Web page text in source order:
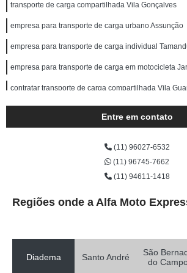
transporte de carga compartilhada Vila Gonçalves
empresa para transporte de carga urbano Assunção
empresa para transporte de carga individual
empresa para transporte de carga em motocicleta
contratar transporte de carga compartilhada Vila
contratar transporte de carga terrestre Parque Sete
transporte de carga fiorino TERRA NOVA
transporte de cargas especiais Jardim Mamboe
empresa para transporte de carga rodoviário Jardim
Entre em contato
(11) 96027-6532
(11) 96745-7662
(11) 94611-1418
Regiões onde a Alfa Moto
Diadema Santo André
São
do